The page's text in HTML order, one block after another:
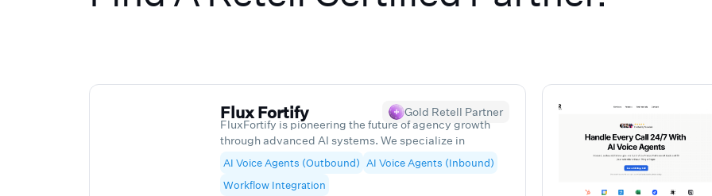
Flux Fortify
Gold Retell Partner
FluxFortify is pioneering the future of agency growth
through advanced AI systems. We specialize in
building complete AI infrastructures that transform how
agencies acquire and retain clients. Our suite includes
cutting-edge AI Voice Agents, intelligent chatbots, and
AI Voice Agents (Outbound) AI Voice Agents (Inbound)
Workflow Integration